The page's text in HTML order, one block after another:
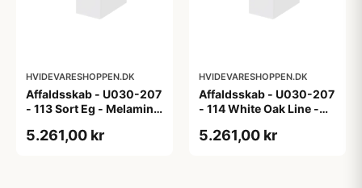
HVIDEVARESHOPPEN.DK
Affaldsskab - U030-207
- 113 Sort Eg - Melamin,
5.261,00 kr
HVIDEVARESHOPPEN.DK
Affaldsskab - U030-207
- 114 White Oak Line -
5.261,00 kr